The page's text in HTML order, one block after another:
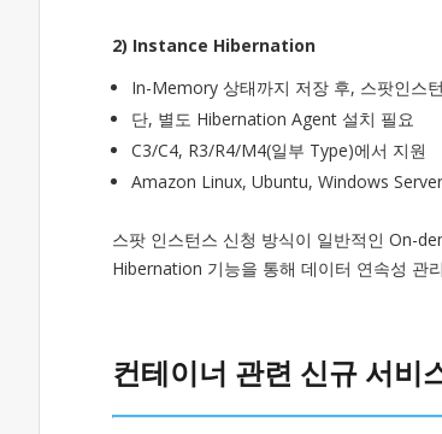
2) Instance Hibernation
In-Memory 상태까지 저장 후, 스팟인스
단, 별도 Hibernation Agent 설치 필요
C3/C4, R3/R4/M4(일부 Type)에서 지원
Amazon Linux, Ubuntu, Windows
스팟 인스턴스 신청 방식이 일반적인 On-
Hibernation 기능을 통해 데이터 연속성 관
컨테이너 관련 신규 서